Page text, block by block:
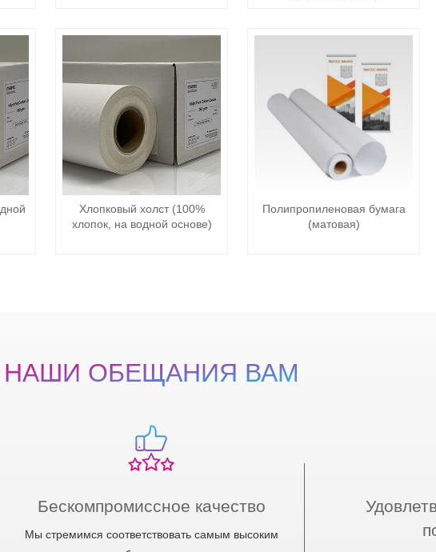
Хлопковый холст (100%
хлопок, на водной основе)
Полипропиленовая бумага
(матовая)
НАШИ ОБЕЩАНИЯ ВАМ
Бескомпромиссное качество
Мы стремимся соответствовать самым высоким